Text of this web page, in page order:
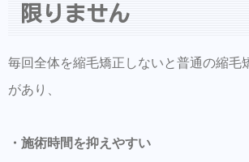
限りません
毎回全体を縮毛矯正しないと普通の縮毛
があり、
・施術時間を抑えやすい